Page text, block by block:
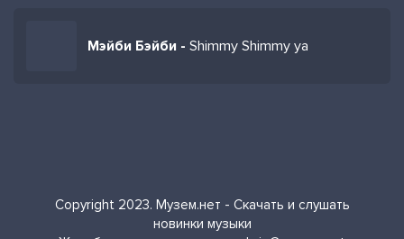
Мэйби Бэйби - Shimmy Shimmy ya
Copyright 2023. Музем.нет - Скачать и слушать
новинки музыки